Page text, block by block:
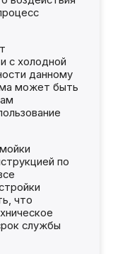
с холодной
данному
может быть
по
что
службы